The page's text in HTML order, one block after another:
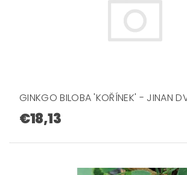
GINKGO BILOBA 'KOŘÍNEK' - JINAN
€18,13